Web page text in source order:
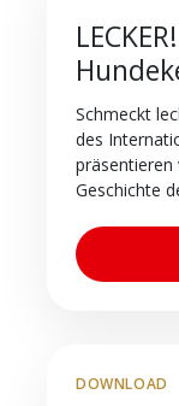
Schmeckt
des
präsentieren
Geschichte
DOWNLOAD